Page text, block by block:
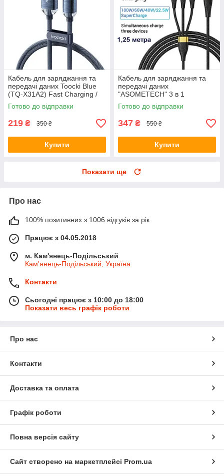
Кабель для заряджання та
передачі даних Toocki Blue
(TQ-X31A2) Fast Charging /
6A / 100W / 480Mbps / USB
Type-A to Type-C / 1м
Готово до відправки
219 ₴ 350 ₴
Купити
Кабель для заряджання та
передачі даних
"ASOMETECH" 3 в 1
(Lightning, micro USB, Type-
C) 100W / 6A / 480 Mbps /
1,25 м / Чорний
Готово до відправки
347 ₴ 550 ₴
Купити
Показати ще
Про нас
100% позитивних з 1006 відгуків за рік
Працює з 04.05.2018
м. Кам'янець-Подільський
Кам'янець-Подільський, Україна
Контакти
Сьогодні працює з 10:00 до 18:00
Показати весь графік роботи
Про нас
Контакти
Доставка та оплата
Графік роботи
Повна версія сайту
Сайт створено на маркетплейсі Prom.ua